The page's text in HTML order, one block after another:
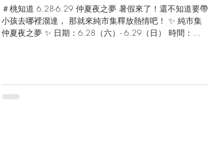
＃桃知道 6.28-6.29 仲夏夜之夢 暑假來了！還不知道要帶
小孩去哪裡溜達， 那就來純市集釋放熱情吧！ ✨ 純市集
仲夏夜之夢 ✨ 日期：6.28（六）- 6.29（日） 時間：